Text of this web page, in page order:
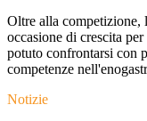
Oltre alla competizione,
occasione di crescita
potuto confrontarsi con
competenze
Notizie